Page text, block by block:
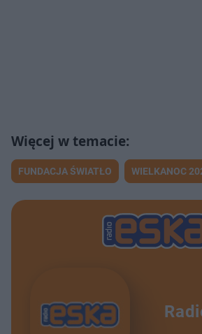
FUNDACJA ŚWIATŁO WIELKANOC